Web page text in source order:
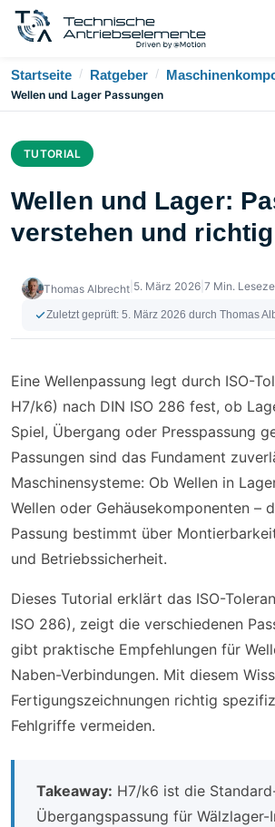
Startseite / Ratgeber /
Wellen und Lager Passungen
TUTORIAL
Wellen und Lager:
verstehen und
Thomas Albrecht 5. März 2026 7 Min.
Zuletzt geprüft: 5. März 2026 durch Thomas
Eine Wellenpassung legt durch ISO-
H7/k6) nach DIN ISO 286 fest, ob
Spiel, Übergang oder Presspassung
Passungen sind das Fundament
Maschinensysteme: Ob Wellen in
Wellen oder Gehäusekomponenten –
Passung bestimmt über
und Betriebssicherheit.
Dieses Tutorial erklärt das ISO-
ISO 286), zeigt die verschiedenen
gibt praktische Empfehlungen für
Naben-Verbindungen. Mit diesem
Fertigungszeichnungen richtig
Fehlgriffe vermeiden.
Takeaway: H7/k6 ist die
Übergangspassung für Wälzlager-